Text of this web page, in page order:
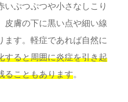
いぷつぷつや小さなしこり
皮膚の下に黒い点や細い線
ます。軽症であれば自然に
すると周囲に炎症を引き起
ることもあります。